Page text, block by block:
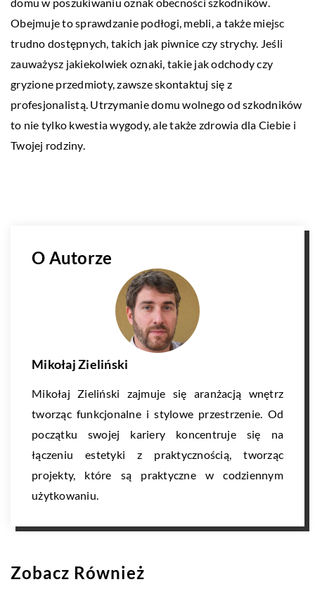
domu w poszukiwaniu oznak obecności szkodników.
Obejmuje to sprawdzanie podłogi, mebli, a także miejsc
trudno dostępnych, takich jak piwnice czy strychy. Jeśli
zauważysz jakiekolwiek oznaki, takie jak odchody czy
gryzione przedmioty, zawsze skontaktuj się z
profesjonalistą. Utrzymanie domu wolnego od szkodników
to nie tylko kwestia wygody, ale także zdrowia dla Ciebie i
Twojej rodziny.
O Autorze
Mikołaj Zieliński
Mikołaj Zieliński zajmuje się aranżacją wnętrz
tworząc funkcjonalne i stylowe przestrzenie. Od
początku swojej kariery koncentruje się na
łączeniu estetyki z praktycznością, tworząc
projekty, które są praktyczne w codziennym
użytkowaniu.
Zobacz Również